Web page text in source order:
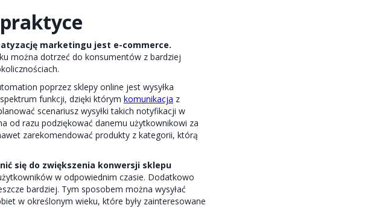
marketingu jest e-commerce.
można dotrzeć do konsumentów z bardziej
poprzez sklepy online jest wysyłka
funkcji, dzięki którym komunikacja z
scenariusz wysyłki takich notyfikacji w
od razu podziękować danemu użytkownikowi za
zarekomendować produkty z kategorii, którą
się do zwiększenia konwersji sklepu
w odpowiednim czasie. Dodatkowo
bardziej. Tym sposobem można wysyłać
w określonym wieku, które były zainteresowane